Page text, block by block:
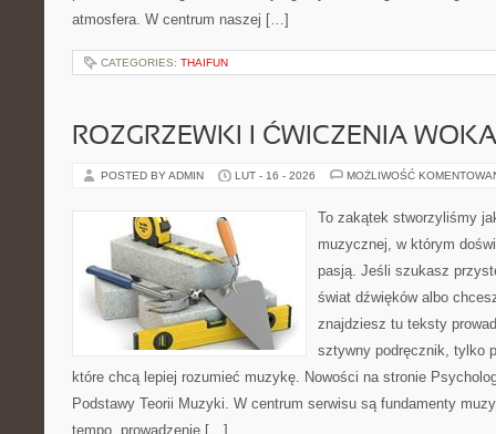
atmosfera. W centrum naszej […]
CATEGORIES: THAIFUN
ROZGRZEWKI I ĆWICZENIA
POSTED BY ADMIN LUT - 16 - 2026 MOŻLIWOŚĆ
To zakątek stworzyliśmy
muzycznej, w którym
pasją. Jeśli szukasz
świat dźwięków albo
znajdziesz tu teksty
sztywny podręcznik, tylko
które chcą lepiej rozumieć muzykę. Nowości na stronie
Podstawy Teorii Muzyki. W centrum serwisu są fundamenty
tempo, prowadzenie […]